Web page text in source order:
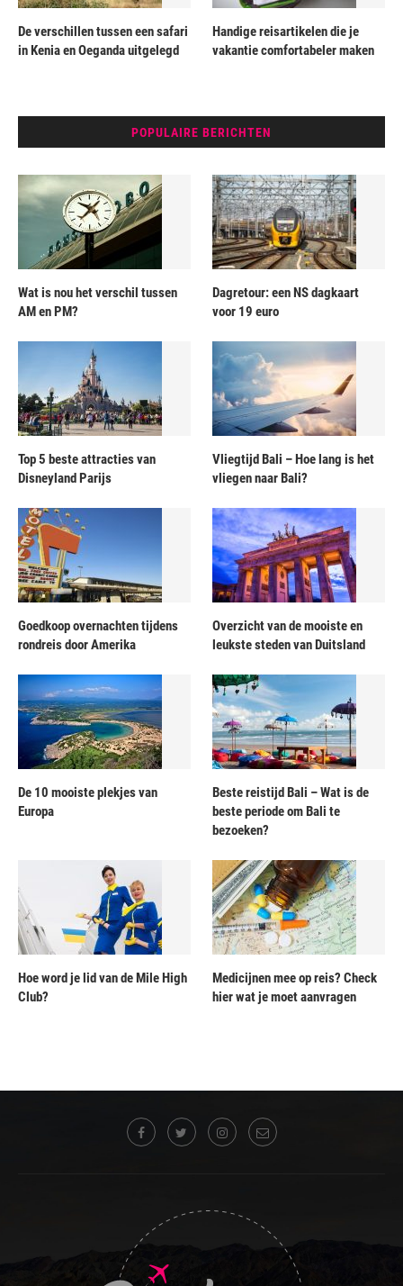
De verschillen tussen een safari
in Kenia en Oeganda uitgelegd
Handige reisartikelen die je
vakantie comfortabeler maken
POPULAIRE BERICHTEN
Wat is nou het verschil tussen
AM en PM?
Dagretour: een NS dagkaart
voor 19 euro
Top 5 beste attracties van
Disneyland Parijs
Vliegtijd Bali – Hoe lang is het
vliegen naar Bali?
Goedkoop overnachten tijdens
rondreis door Amerika
Overzicht van de mooiste en
leukste steden van Duitsland
De 10 mooiste plekjes van
Europa
Beste reistijd Bali – Wat is de
beste periode om Bali te
bezoeken?
Hoe word je lid van de Mile High
Club?
Medicijnen mee op reis? Check
hier wat je moet aanvragen